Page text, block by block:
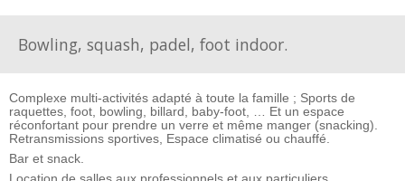
Bowling, squash, padel, foot indoor.
Complexe multi-activités adapté à toute la famille ; Sports de
raquettes, foot, bowling, billard, baby-foot, … Et un espace
réconfortant pour prendre un verre et même manger (snacking).
Retransmissions sportives, Espace climatisé ou chauffé.
Bar et snack.